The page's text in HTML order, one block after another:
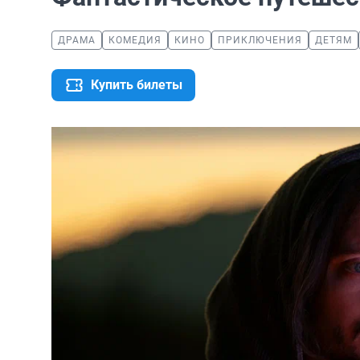
ДРАМА КОМЕДИЯ КИНО ПРИКЛЮЧЕНИЯ ДЕТЯМ
Купить билеты